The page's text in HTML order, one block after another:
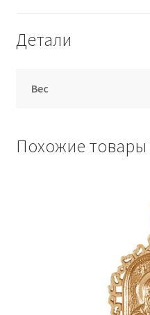
Детали
Вес
Похожие товары